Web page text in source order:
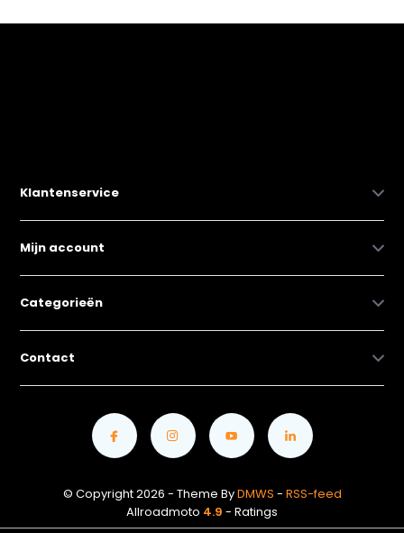
Klantenservice
Mijn account
Categorieën
Contact
© Copyright 2026 - Theme ByDMWS - RSS-feed
Allroadmoto 4.9 - Ratings